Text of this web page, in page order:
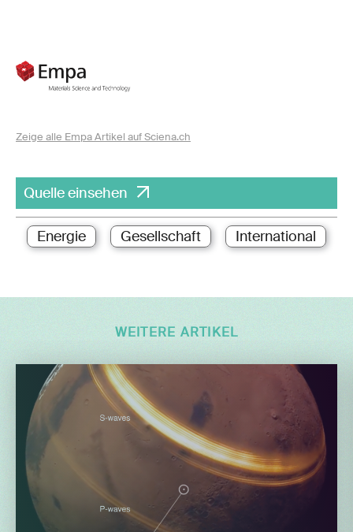
Zeige alle Empa Artikel auf Sciena.ch
Quelle einsehen
Energie Gesellschaft International
WEITERE ARTIKEL